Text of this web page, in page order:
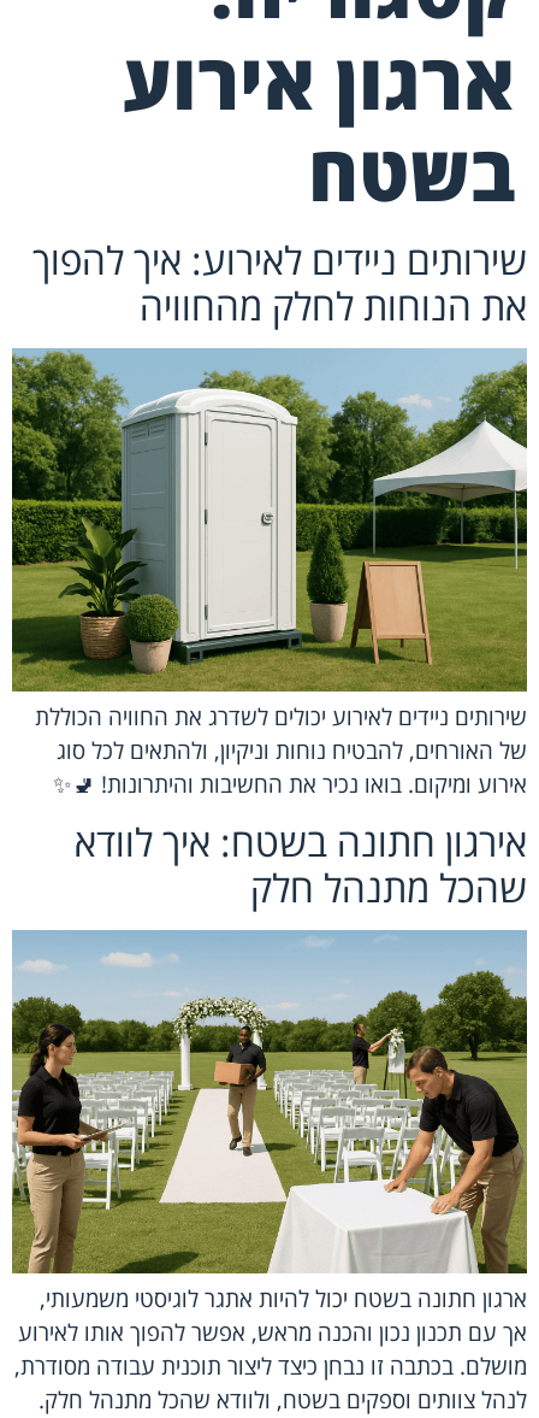
ארגון אירוע
בשטח
שירותים ניידים לאירוע: איך להפוך
את הנוחות לחלק מהחוויה
שירותים ניידים לאירוע יכולים לשדרג את החוויה הכוללת
של האורחים, להבטיח נוחות וניקיון, ולהתאים לכל סוג
אירוע ומיקום. בואו נכיר את החשיבות והיתרונות! 🚽✨
אירגון חתונה בשטח: איך לוודא
שהכל מתנהל חלק
ארגון חתונה בשטח יכול להיות אתגר לוגיסטי משמעותי,
אך עם תכנון נכון והכנה מראש, אפשר להפוך אותו לאירוע
מושלם. בכתבה זו נבחן כיצד ליצור תוכנית עבודה מסודרת,
לנהל צוותים וספקים בשטח, ולוודא שהכל מתנהל חלק.